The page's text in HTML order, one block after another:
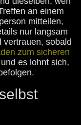
an einem
mitteilen,
nur langsam
vertrauen, sobald
zum sicheren
es lohnt sich,